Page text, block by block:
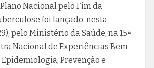
Nacional pelo Fim da
foi lançado, nesta
pelo Ministério da Saúde, na 15ª
Nacional de Experiências Bem-
Prevenção e